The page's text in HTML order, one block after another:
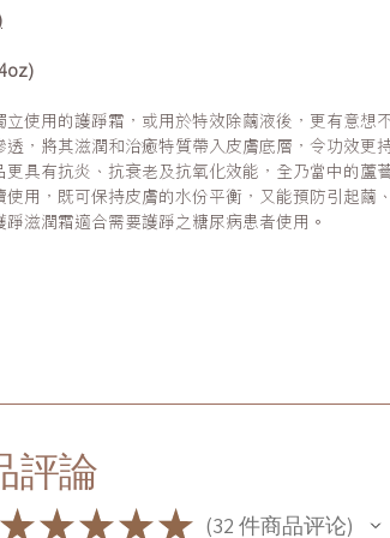
立使用的護踭霜，或用於特效除繭液後，更有意想
透，將其滋潤和治癒特質帶入皮膚底層，令功效更
更具有抗炎、抗衰老及抗氧化效能，全乃當中的蘆
使用，既可保持皮膚的水份平衡，又能預防引起繭
踭滋潤霜適合需要護踭之糖尿病患者使用。
評論
★★★★★ 32 件商品评论
32